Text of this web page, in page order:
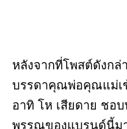
หลังจากที่โพสต์ดังกล่
บรรดาคุณพ่อคุณแม่เ
อาทิ โห เสียดาย ช
พรรณของแบรนด์นี้ม